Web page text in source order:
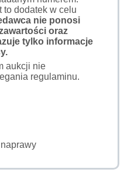
to dodatek w celu
nie ponosi
oraz
tylko informacje
aukcji nie
regulaminu.